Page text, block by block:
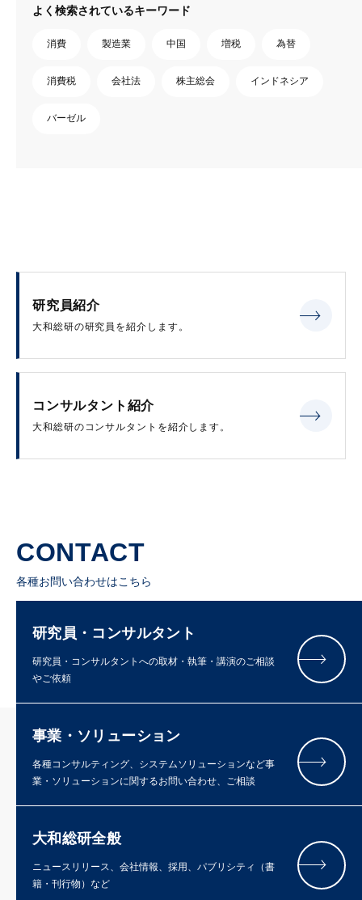
よく検索されているキーワード
消費 製造業 中国 増税 為替
消費税 会社法 株主総会 インドネシア
バーゼル
研究員紹介
大和総研の研究員を紹介します。
コンサルタント紹介
大和総研のコンサルタントを紹介します。
CONTACT
各種お問い合わせはこちら
研究員・コンサルタント
研究員・コンサルタントへの取材・執筆・講演のご相談
やご依頼
事業・ソリューション
各種コンサルティング、システムソリューションなど事
業・ソリューションに関するお問い合わせ、ご相談
大和総研全般
ニュースリリース、会社情報、採用、パブリシティ（書
籍・刊行物）など